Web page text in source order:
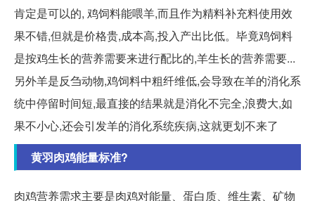
肯定是可以的, 鸡饲料能喂羊,而且作为精料补充料使用效
果不错,但就是价格贵,成本高,投入产出比低。毕竟鸡饲料
是按鸡生长的营养需要来进行配比的,羊生长的营养需要...
另外羊是反刍动物,鸡饲料中粗纤维低,会导致在羊的消化系
统中停留时间短,最直接的结果就是消化不完全,浪费大,如
果不小心,还会引发羊的消化系统疾病,这就更划不来了
黄羽肉鸡能量标准?
肉鸡营养需求主要是肉鸡对能量、蛋白质、维生素、矿物